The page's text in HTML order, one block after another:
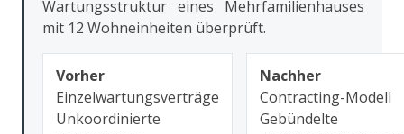
Wartungsstruktur eines Mehrfamilienhauses
mit 12 Wohneinheiten überprüft.
Vorher
Einzelwartungsverträge
Unkoordinierte
Nachher
Contracting-Modell
Gebündelte